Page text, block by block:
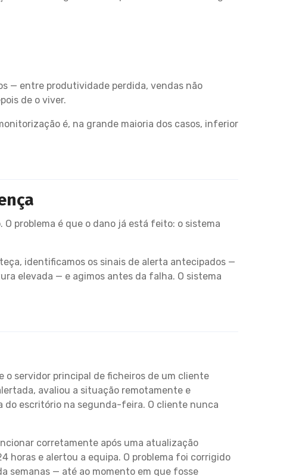
— entre produtividade perdida, vendas não
de o viver.
é, na grande maioria dos casos, inferior
problema é que o dano já está feito: o sistema
identificamos os sinais de alerta antecipados —
elevada — e agimos antes da falha. O sistema
o servidor principal de ficheiros de um cliente
avaliou a situação remotamente e
do escritório na segunda-feira. O cliente nunca
corretamente após uma atualização
horas e alertou a equipa. O problema foi corrigido
semanas — até ao momento em que fosse